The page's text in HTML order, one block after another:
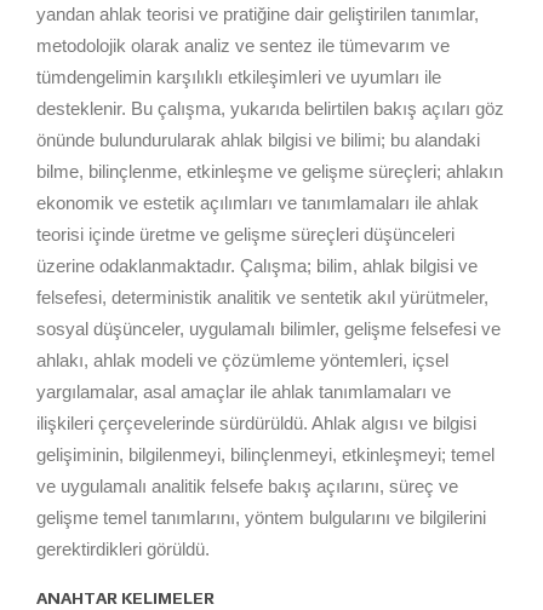
yandan ahlak teorisi ve pratiğine dair geliştirilen tanımlar,
metodolojik olarak analiz ve sentez ile tümevarım ve
tümdengelimin karşılıklı etkileşimleri ve uyumları ile
desteklenir. Bu çalışma, yukarıda belirtilen bakış açıları göz
önünde bulundurularak ahlak bilgisi ve bilimi; bu alandaki
bilme, bilinçlenme, etkinleşme ve gelişme süreçleri; ahlakın
ekonomik ve estetik açılımları ve tanımlamaları ile ahlak
teorisi içinde üretme ve gelişme süreçleri düşünceleri
üzerine odaklanmaktadır. Çalışma; bilim, ahlak bilgisi ve
felsefesi, deterministik analitik ve sentetik akıl yürütmeler,
sosyal düşünceler, uygulamalı bilimler, gelişme felsefesi ve
ahlakı, ahlak modeli ve çözümleme yöntemleri, içsel
yargılamalar, asal amaçlar ile ahlak tanımlamaları ve
ilişkileri çerçevelerinde sürdürüldü. Ahlak algısı ve bilgisi
gelişiminin, bilgilenmeyi, bilinçlenmeyi, etkinleşmeyi; temel
ve uygulamalı analitik felsefe bakış açılarını, süreç ve
gelişme temel tanımlarını, yöntem bulgularını ve bilgilerini
gerektirdikleri görüldü.
ANAHTAR KELIMELER